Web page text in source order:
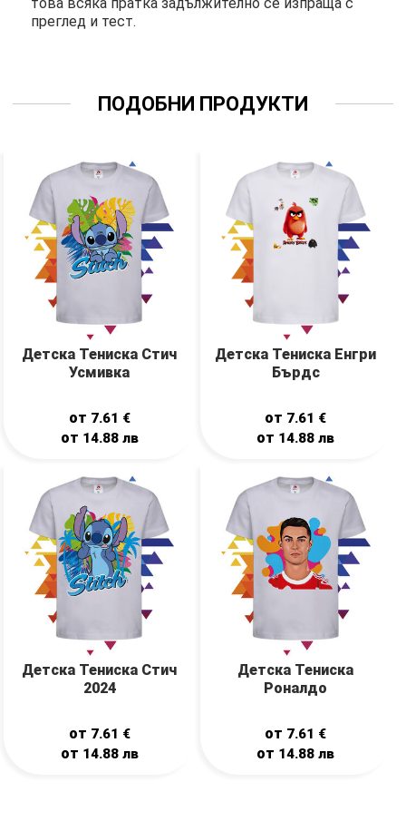
преглед и тест.
ПОДОБНИ ПРОДУКТИ
Детска Тениска Стич
Усмивка
от 7.61 €
от 14.88 лв
Детска Тениска Енгри
Бърдс
от 7.61 €
от 14.88лв
Детска Тениска Стич
2024
от 7.61 €
от 14.88 лв
Детска Тениска
Роналдо
от 7.61 €
от 14.88лв